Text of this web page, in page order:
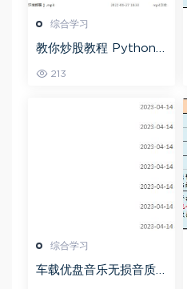
综合学习
教你炒股教程 Python
网盘资源打包下载
213
综合学习
车载优盘音乐无损音质